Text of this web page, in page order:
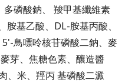
磷酸鈉、 羧甲基纖維素
基乙酸、DL-胺基丙酸、
鳥嘌呤核苷磷酸二鈉、麥
芽、焦糖色素、釀造醬
、米、羥丙 基磷酸二澱